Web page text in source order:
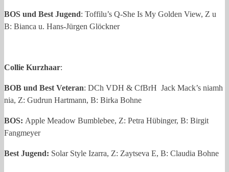
BOS und Best Jugend: Toffilu’s Q-She Is My Golden View, Z u
B: Bianca u. Hans-Jürgen Glöckner
Collie Kurzhaar:
BOB und Best Veteran: DCh VDH & CfBrH Jack Mack’s niamh
nia, Z: Gudrun Hartmann, B: Birka Bohne
BOS: Apple Meadow Bumblebee, Z: Petra Hübinger, B: Birgit
Fangmeyer
Best Jugend: Solar Style Izarra, Z: Zaytseva E, B: Claudia Bohne